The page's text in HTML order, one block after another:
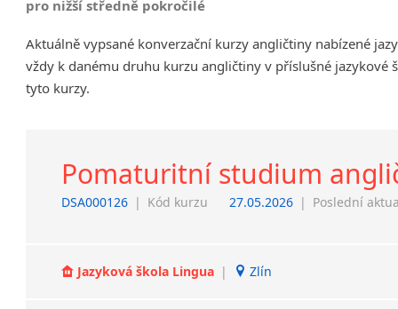
Děčín
Hodonín
Sedlčany
Tišnov
pro nižší středně pokročilé
Aktuálně vypsané konverzační kurzy angličtiny nabízené
vždy k danému druhu kurzu angličtiny v příslušné
tyto kurzy.
Pomaturitní studium
DSA000126 | Kód kurzu 27.05.2026 | Poslední
Jazyková škola Lingua | Zlín